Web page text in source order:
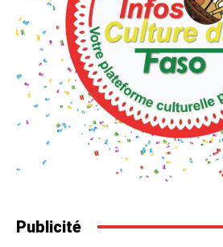
Publicité